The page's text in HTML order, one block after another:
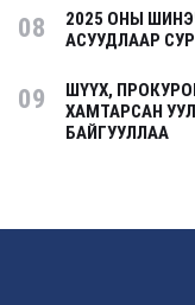
08
2025 ОНЫ
АСУУДЛААР
09
ШҮҮХ,
ХАМТАРСАН
БАЙГУУЛЛАА